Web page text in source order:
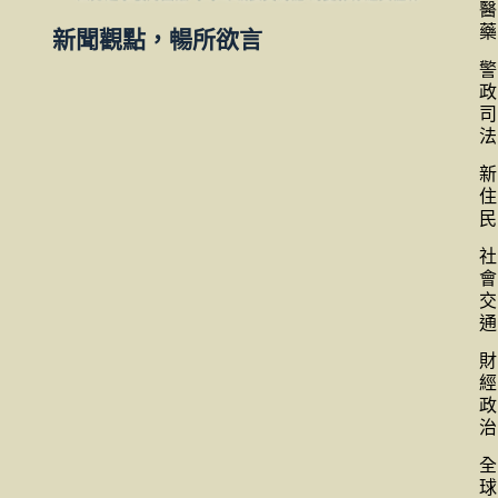
新聞觀點，暢所欲言
醫
藥
警
政
司
法
新
住
民
社
會
交
通
財
經
政
治
全
球